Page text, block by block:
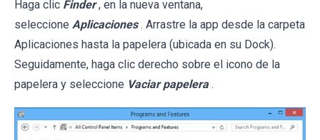
Haga clic Finder , en la nueva ventana,
seleccione Aplicaciones . Arrastre la app desde la carpeta
Aplicaciones hasta la papelera (ubicada en su Dock).
Seguidamente, haga clic derecho sobre el icono de la
papelera y seleccione Vaciar papelera .